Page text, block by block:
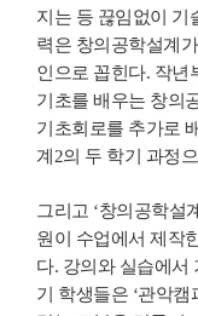
지는 등 끊임없이 기
력은 창의공학설계
인으로 꼽힌다. 작년
기초를 배우는 창의
기초회로를 추가로
계2의 두 학기 과정
그리고 ‘창의공학설
원이 수업에서 제작
다. 강의와 실습에서
기 학생들은 ‘관악캠